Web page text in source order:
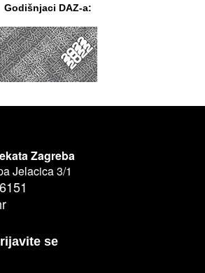
Godišnjaci DAZ-a:
Zagreba
Jelacica 3/1
se